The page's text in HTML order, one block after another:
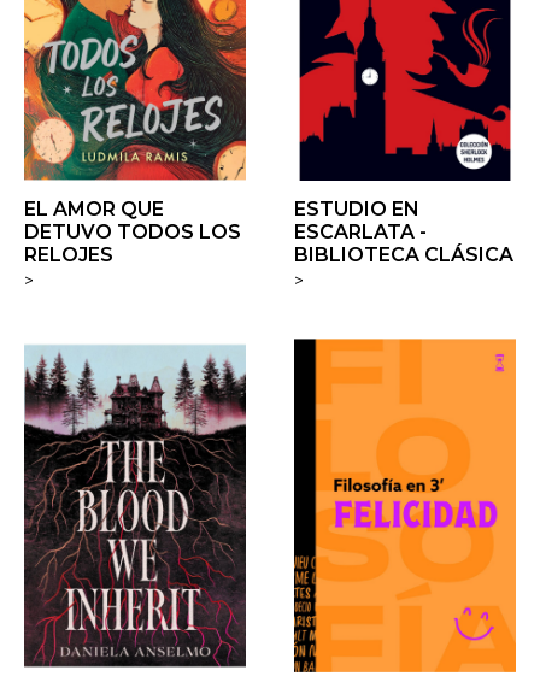
EL AMOR QUE
DETUVO TODOS LOS
RELOJES
>
ESTUDIO EN
ESCARLATA -
BIBLIOTECA CLÁSICA
>